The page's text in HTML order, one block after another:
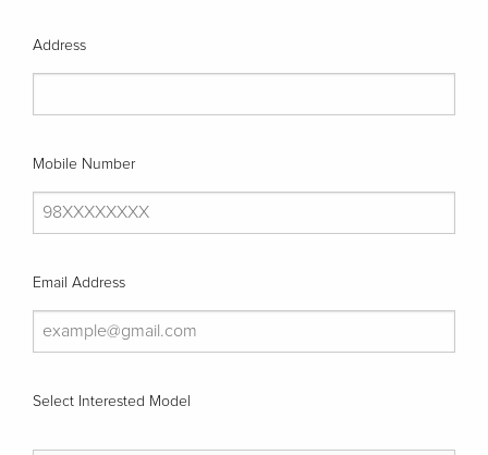
Address
Mobile Number
Email Address
Select Interested Model